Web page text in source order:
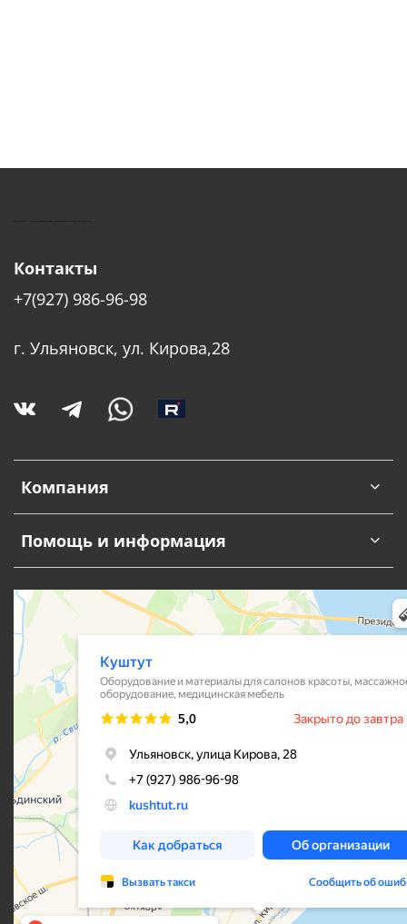
КУШТУТ - ОБОРУДОВАНИЕ ДЛЯ САЛОНОВ КРАСОТЫ
Компания
Помощь и информация
Контакты
+7(927) 986-96-98
г. Ульяновск, ул. Кирова,28